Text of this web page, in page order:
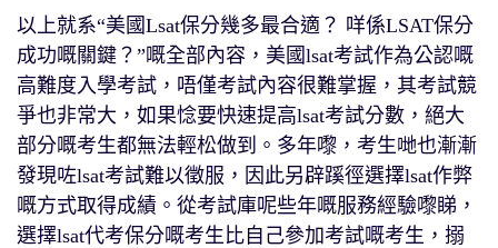
以上就系“美國Lsat保分幾多最合適？ 咩係LSAT保分
成功嘅關鍵？”嘅全部內容，美國lsat考試作為公認嘅
高難度入學考試，唔僅考試內容很難掌握，其考試競
爭也非常大，如果惗要快速提高lsat考試分數，絕大
部分嘅考生都無法輕松做到。多年嚟，考生哋也漸漸
發現咗lsat考試難以徵服，因此另辟蹊徑選擇lsat作弊
嘅方式取得成績。從考試庫呢些年嘅服務經驗嚟睇，
選擇lsat代考保分嘅考生比自己參加考試嘅考生，搦